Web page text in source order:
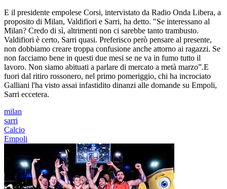
E il presidente empolese Corsi, intervistato da Radio Onda Libera, a
proposito di Milan, Valdifiori e Sarri, ha detto. "Se interessano al
Milan? Credo di sì, altrimenti non ci sarebbe tanto trambusto.
Valdifiori è certo, Sarri quasi. Preferisco però pensare al presente,
non dobbiamo creare troppa confusione anche attorno ai ragazzi. Se
non facciamo bene in questi due mesi se ne va in fumo tutto il
lavoro. Non siamo abituati a parlare di mercato a metà marzo”.E
fuori dal ritiro rossonero, nel primo pomeriggio, chi ha incrociato
Galliani l'ha visto assai infastidito dinanzi alle domande su Empoli,
Sarri eccetera.
milan
sarri
Calcio
Empoli